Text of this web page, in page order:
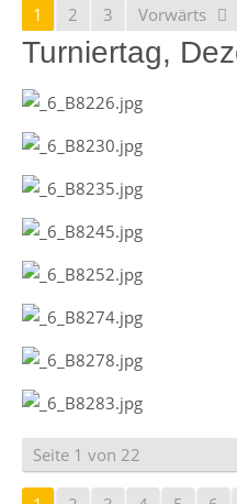
1 2 3 Vorwärts
Turniertag,
Seite 1 von 22